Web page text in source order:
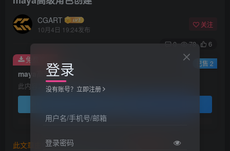
CGART
10月4日 19:24发布
关注
0 78 6
maya高级角色创建
此内容为免费资源，请登录后查看
免费资源 已售 2
此文章由 橙光艺术网(www.cgart.net)
登录
没有账号？立即注册
用户名/手机号/邮箱
登录密码